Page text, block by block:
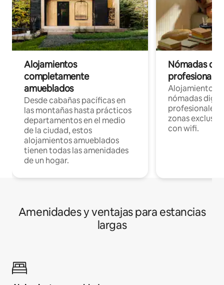
Alojamientos
completamente
amueblados
Desde cabañas pacíficas en
las montañas hasta prácticos
departamentos en el medio
de la ciudad, estos
alojamientos amueblados
tienen todas las amenidades
de un hogar.
Nómadas
Alojamientos
nómadas
profesionales
zonas
con wifi.
Amenidades y ventajas para estancias
largas